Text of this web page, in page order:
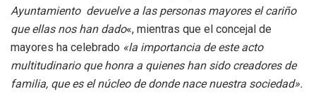
Ayuntamiento devuelve a las personas mayores el cariño
que ellas nos han dado«, mientras que el concejal de
mayores ha celebrado «la importancia de este acto
multitudinario que honra a quienes han sido creadores de
familia, que es el núcleo de donde nace nuestra sociedad».